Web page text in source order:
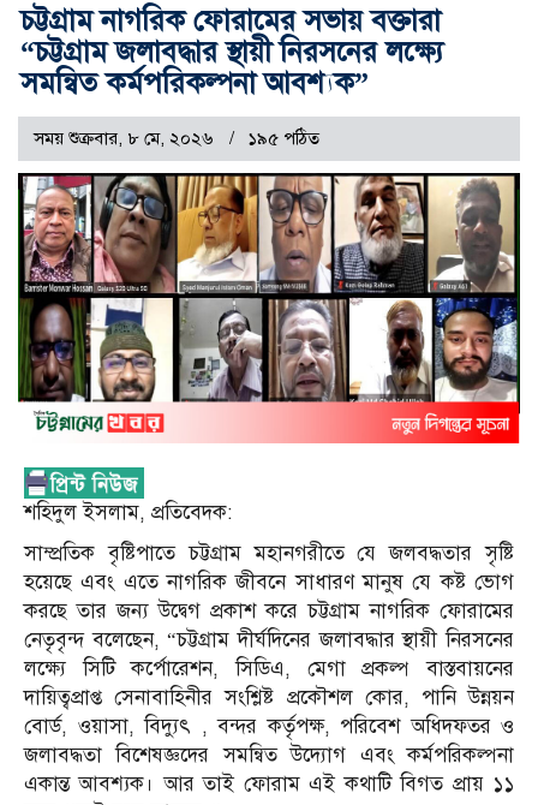
চট্টগ্রাম নাগরিক ফোরামের সভায় বক্তারা
“চট্টগ্রাম জলাবদ্ধার স্থায়ী নিরসনের লক্ষ্যে
সমন্বিত কর্মপরিকল্পনা আবশ্যক”
সময় শুক্রবার, ৮ মে, ২০২৬ ১৯৫ পঠিত
শ‌হিদুল ইসলাম, প্রতি‌বেদক:
সাম্প্রতিক বৃষ্টিপাতে চট্টগ্রাম মহানগরীতে যে জলবদ্ধতার সৃষ্টি
হয়েছে এবং এতে নাগরিক জীবনে সাধারণ মানুষ যে কষ্ট ভোগ
করছে তার জন্য উদ্বেগ প্রকাশ করে চট্টগ্রাম নাগরিক ফোরামের
নেতৃবৃন্দ বলেছেন, “চট্টগ্রাম দীর্ঘদিনের জলাবদ্ধার স্থায়ী নিরসনের
লক্ষ্যে সিটি কর্পোরেশন, সিডিএ, মেগা প্রকল্প বাস্তবায়নের
দায়িত্বপ্রাপ্ত সেনাবাহিনীর সংশ্লিষ্ট প্রকৌশল কোর, পানি উন্নয়ন
বোর্ড, ওয়াসা, বিদ্যুৎ , বন্দর কর্তৃপক্ষ, পরিবেশ অধিদফতর ও
জলাবদ্ধতা বিশেষজ্ঞদের সমন্বিত উদ্যোগ এবং কর্মপরিকল্পনা
একান্ত আবশ্যক। আর তাই ফোরাম এই কথাটি বিগত প্রায় ১১